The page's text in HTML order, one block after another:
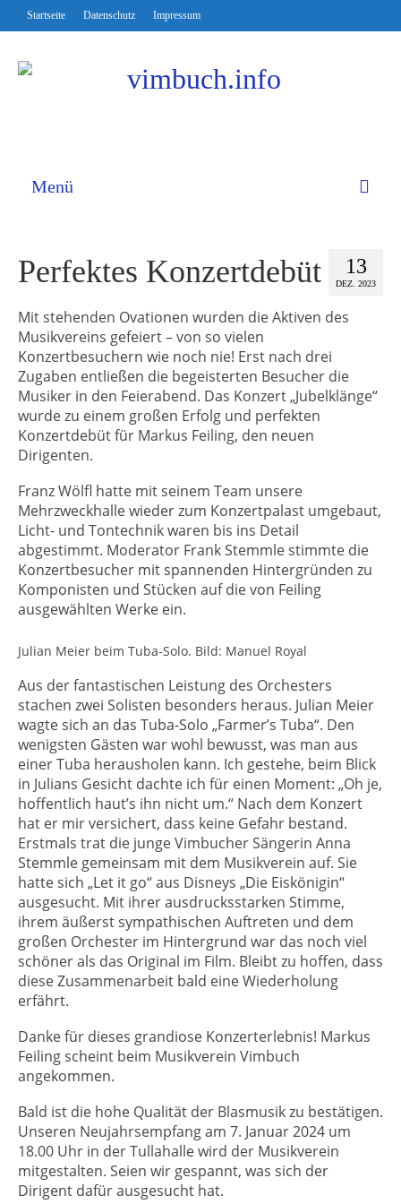
Startseite Datenschutz Impressum
Menü
13
DEZ. 2023
Perfektes Konzertdebüt
Mit stehenden Ovationen wurden die Aktiven des
Musikvereins gefeiert – von so vielen
Konzertbesuchern wie noch nie! Erst nach drei
Zugaben entließen die begeisterten Besucher die
Musiker in den Feierabend. Das Konzert „Jubelklänge“
wurde zu einem großen Erfolg und perfekten
Konzertdebüt für Markus Feiling, den neuen
Dirigenten.
Franz Wölfl hatte mit seinem Team unsere
Mehrzweckhalle wieder zum Konzertpalast umgebaut,
Licht- und Tontechnik waren bis ins Detail
abgestimmt. Moderator Frank Stemmle stimmte die
Konzertbesucher mit spannenden Hintergründen zu
Komponisten und Stücken auf die von Feiling
ausgewählten Werke ein.
Julian Meier beim Tuba-Solo. Bild: Manuel Royal
Aus der fantastischen Leistung des Orchesters
stachen zwei Solisten besonders heraus. Julian Meier
wagte sich an das Tuba-Solo „Farmer’s Tuba“. Den
wenigsten Gästen war wohl bewusst, was man aus
einer Tuba herausholen kann. Ich gestehe, beim Blick
in Julians Gesicht dachte ich für einen Moment: „Oh je,
hoffentlich haut’s ihn nicht um.“ Nach dem Konzert
hat er mir versichert, dass keine Gefahr bestand.
Erstmals trat die junge Vimbucher Sängerin Anna
Stemmle gemeinsam mit dem Musikverein auf. Sie
hatte sich „Let it go“ aus Disneys „Die Eiskönigin“
ausgesucht. Mit ihrer ausdrucksstarken Stimme,
ihrem äußerst sympathischen Auftreten und dem
großen Orchester im Hintergrund war das noch viel
schöner als das Original im Film. Bleibt zu hoffen, dass
diese Zusammenarbeit bald eine Wiederholung
erfährt.
Danke für dieses grandiose Konzerterlebnis! Markus
Feiling scheint beim Musikverein Vimbuch
angekommen.
Bald ist die hohe Qualität der Blasmusik zu bestätigen.
Unseren Neujahrsempfang am 7. Januar 2024 um
18.00 Uhr in der Tullahalle wird der Musikverein
mitgestalten. Seien wir gespannt, was sich der
Dirigent dafür ausgesucht hat.